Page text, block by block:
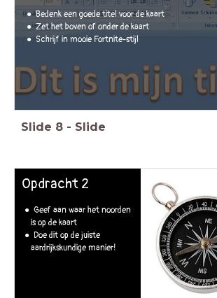
Bedenk een goede titel voor de kaart
Zet het boven of onder de kaart
Schrijf in mooie Fortnite-stijl
Slide 8 - Slide
Opdracht 2
Geef aan waar het noorden
is op de kaart
Doe dit op de juiste
aardrijkskundige manier!